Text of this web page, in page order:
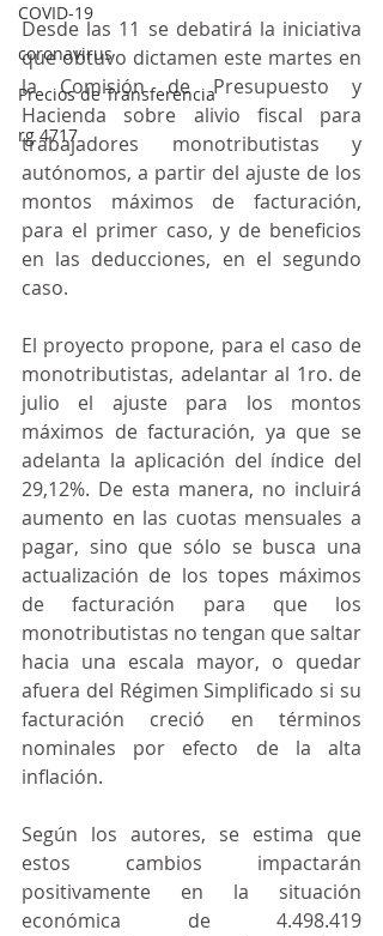
COVID-19
coronavirus
Precios de Transferencia
rg 4717
Desde las 11 se debatirá la iniciativa
que obtuvo dictamen este martes en
la Comisión de Presupuesto y
Hacienda sobre alivio fiscal para
trabajadores monotributistas y
autónomos, a partir del ajuste de los
montos máximos de facturación,
para el primer caso, y de beneficios
en las deducciones, en el segundo
caso.
El proyecto propone, para el caso de
monotributistas, adelantar al 1ro. de
julio el ajuste para los montos
máximos de facturación, ya que se
adelanta la aplicación del índice del
29,12%. De esta manera, no incluirá
aumento en las cuotas mensuales a
pagar, sino que sólo se busca una
actualización de los topes máximos
de facturación para que los
monotributistas no tengan que saltar
hacia una escala mayor, o quedar
afuera del Régimen Simplificado si su
facturación creció en términos
nominales por efecto de la alta
inflación.
Según los autores, se estima que
estos cambios impactarán
positivamente en la situación
económica de 4.498.419